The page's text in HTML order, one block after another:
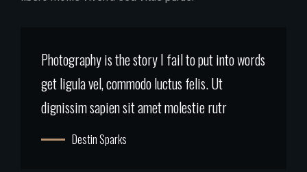
Photography is the story I fail to put into words
get ligula vel, commodo luctus felis. Ut
dignissim sapien sit amet molestie rutr
Destin Sparks